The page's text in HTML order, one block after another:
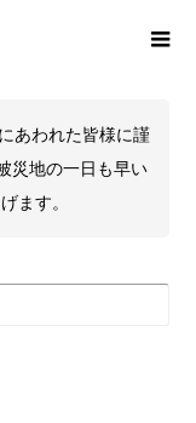
あわれた皆様に謹
災地の一日も早い
ます。